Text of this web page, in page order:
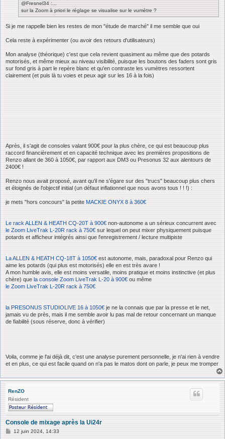
@Fresnel34 :...
sur la Zoom à priori le réglage se visualise sur le vumètre ?
Si je me rappelle bien les restes de mon "étude de marché" il me semble que oui
Cela reste à expérimenter (ou avoir des retours d'utilisateurs)
Mon analyse (théorique) c'est que cela revient quasiment au même que des potards
motorisés, et même mieux au niveau visibilité, puisque les boutons des faders sont gris
sur fond gris à part le repère blanc et qu'en contraste les vumètres ressortent
clairement (et puis là tu voies et peux agir sur les 16 à la fois)
Après, il s'agit de consoles valant 900€ pour la plus chère, ce qui est beaucoup plus
raccord financièrement et en capacité technique avec les premières propositions de
Renzo allant de 360 à 1050€, par rapport aux DM3 ou Presonus 32 aux alentours de
2400€ !
Renzo nous avait proposé, avant qu'il ne s'égare sur des "trucs" beaucoup plus chers
et éloignés de l'objectif initial (un défaut inflationnel que nous avons tous ! ! !) :
je mets "hors concours" la petite MACKIE ONYX 8 à 360€
Le rack ALLEN & HEATH CQ-20T à 900€ non-autonome a un sérieux concurrent avec
le Zoom LiveTrak L-20R rack à 750€ sur lequel on peut mixer physiquement puisque
potards et afficheur intégrés ainsi que l'enregistrement / lecture multipiste
La ALLEN & HEATH CQ-18T à 1050€ est autonome, mais, paradoxal pour Renzo qui
aime les potards (qui plus est motorisés) elle en est très avare !
A mon humble avis, elle est moins versatile, moins pratique et moins instinctive (et plus
chère) que la console Zoom LiveTrak L-20 à 900€ ou même
le Zoom LiveTrak L-20R rack à 750€
la PRESONUS STUDIOLIVE 16 à 1050€ je ne la connais que par la presse et le net,
jamais vu de près, mais il me semble avoir lu pas mal de retour concernant un manque
de fiabilité (sous réserve, donc à vérifier)
Voila, comme je l'ai déjà dit, c'est une analyse purement personnelle, je n'ai rien à vendre
et en plus, ce qui est facile quand on n'a pas le matos dont on parle, je peux me tromper
RenZO
Résident
Console de mixage après la Ui24r
M12 juin 2024, 14:33